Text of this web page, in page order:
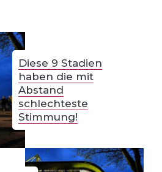
Diese 9 Stadien
haben die mit
Abstand
schlechteste
Stimmung!